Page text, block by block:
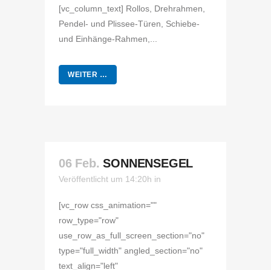
[vc_column_text] Rollos, Drehrahmen,
Pendel- und Plissee-Türen, Schiebe-
und Einhänge-Rahmen,...
WEITER …
06 Feb. SONNENSEGEL
Veröffentlicht um 14:20h in
[vc_row css_animation=""
row_type="row"
use_row_as_full_screen_section="no"
type="full_width" angled_section="no"
text_align="left"